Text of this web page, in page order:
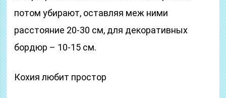
потом убирают, оставляя меж ними
расстояние 20-30 см, для декоративных
бордюр – 10-15 см.
Кохия любит простор